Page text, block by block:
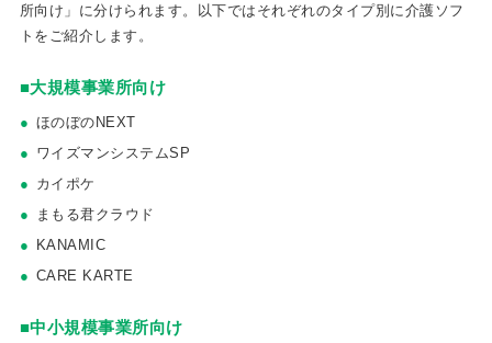
所向け」に分けられます。以下ではそれぞれのタイプ別に介護ソフ
トをご紹介します。
■大規模事業所向け
ほのぼのNEXT
ワイズマンシステムSP
カイポケ
まもる君クラウド
KANAMIC
CARE KARTE
■中小規模事業所向け